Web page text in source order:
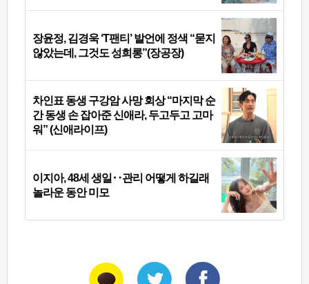
장윤정, 김경욱 ‘T팬티’ 발언에 정색 “묻지
않았는데, 그것도 성희롱”(장공장)
차인표 동생 구강암 사망 회상 “마지막 순
간 동생 손 잡아준 신애라, 두고두고 고마
워” (신애라이프)
이지아, 48세 생일‥관리 어떻게 하길래
놀라운 동안 미모